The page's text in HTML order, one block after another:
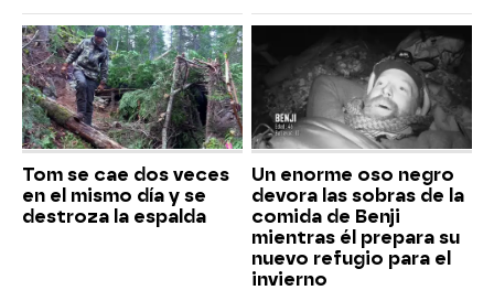
Tom se cae dos veces
en el mismo día y se
destroza la espalda
Un enorme oso negro
devora las sobras de la
comida de Benji
mientras él prepara su
nuevo refugio para el
invierno